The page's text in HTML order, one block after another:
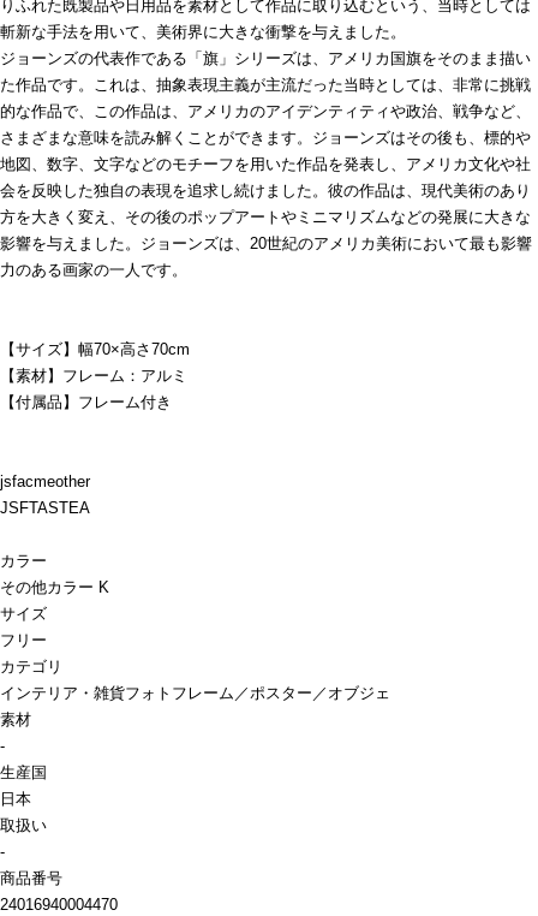
りふれた既製品や日用品を素材として作品に取り込むという、当時としては
斬新な手法を用いて、美術界に大きな衝撃を与えました。
ジョーンズの代表作である「旗」シリーズは、アメリカ国旗をそのまま描い
た作品です。これは、抽象表現主義が主流だった当時としては、非常に挑戦
的な作品で、この作品は、アメリカのアイデンティティや政治、戦争など、
さまざまな意味を読み解くことができます。ジョーンズはその後も、標的や
地図、数字、文字などのモチーフを用いた作品を発表し、アメリカ文化や社
会を反映した独自の表現を追求し続けました。彼の作品は、現代美術のあり
方を大きく変え、その後のポップアートやミニマリズムなどの発展に大きな
影響を与えました。ジョーンズは、20世紀のアメリカ美術において最も影響
力のある画家の一人です。
【サイズ】幅70×高さ70cm
【素材】フレーム：アルミ
【付属品】フレーム付き
jsfacmeother
JSFTASTEA
カラー
その他カラー K
サイズ
フリー
カテゴリ
インテリア・雑貨フォトフレーム／ポスター／オブジェ
素材
-
生産国
日本
取扱い
-
商品番号
24016940004470